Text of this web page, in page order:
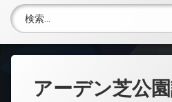
検
アーデン芝公